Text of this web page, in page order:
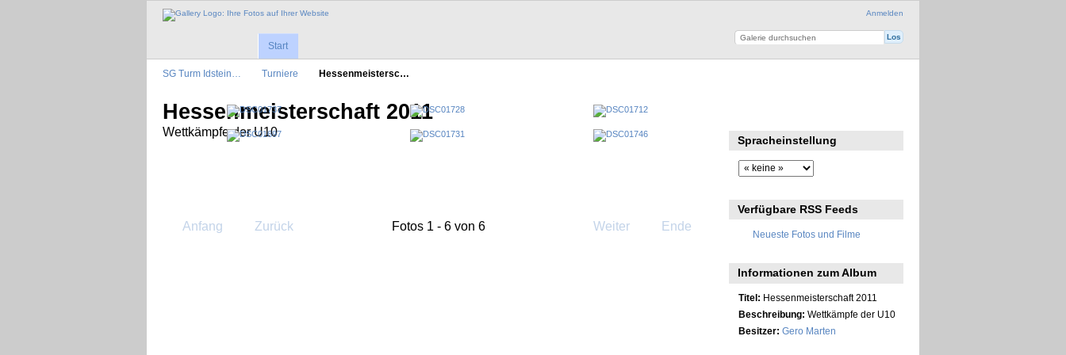
Anmelden
Start
SG Turm Idstein… Turniere Hessenmeistersc…
Hessenmeisterschaft 2011
Wettkämpfe der U10
Anfang Zurück Fotos 1 - 6 von 6 Weiter Ende
Spracheinstellung
Verfügbare RSS Feeds
Neueste Fotos und Filme
Informationen zum Album
Titel: Hessenmeisterschaft 2011
Beschreibung: Wettkämpfe der U10
Besitzer: Gero Marten